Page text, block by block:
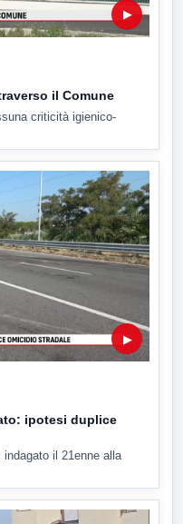
▶
il Comune
criticità igienico-
▶
ipotesi duplice
indagato il 21enne alla